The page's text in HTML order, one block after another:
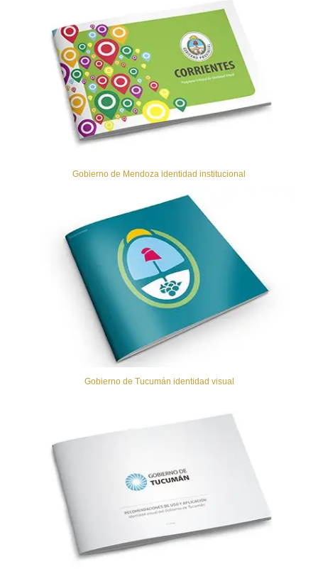
Gobierno de Mendoza identidad institucional
Gobierno de Tucumán identidad visual